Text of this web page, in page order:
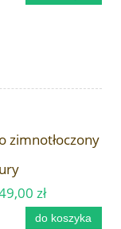
zimnotłoczony
zł
do koszyka